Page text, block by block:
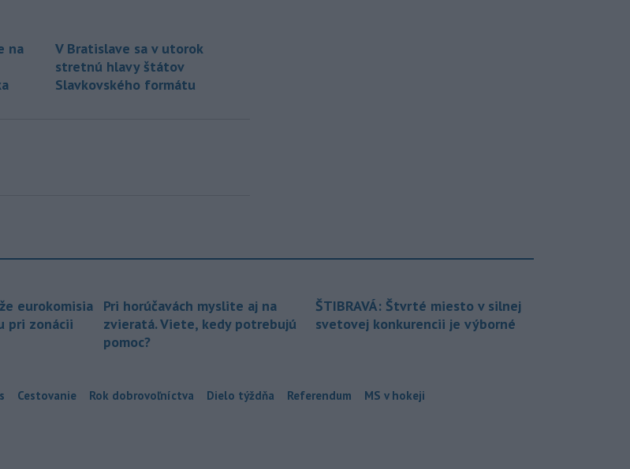
na
V Bratislave sa v utorok
stretnú hlavy štátov
Slavkovského formátu
eurokomisia
pri zonácii
Pri horúčavách myslite aj na
zvieratá. Viete, kedy potrebujú
pomoc?
ŠTIBRAVÁ: Štvrté miesto v silnej
svetovej konkurencii je výborné
Cestovanie Rok dobrovoľníctva Dielo týždňa Referendum MS v hokeji